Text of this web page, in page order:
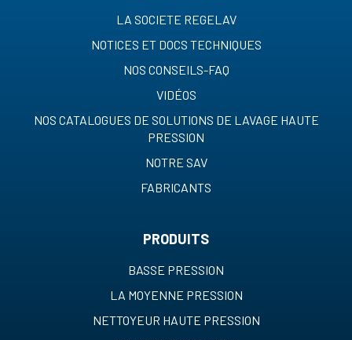
LA SOCIETE REGELAV
NOTICES ET DOCS TECHNIQUES
NOS CONSEILS-FAQ
VIDÉOS
NOS CATALOGUES DE SOLUTIONS DE LAVAGE HAUTE
PRESSION
NOTRE SAV
FABRICANTS
PRODUITS
BASSE PRESSION
LA MOYENNE PRESSION
NETTOYEUR HAUTE PRESSION